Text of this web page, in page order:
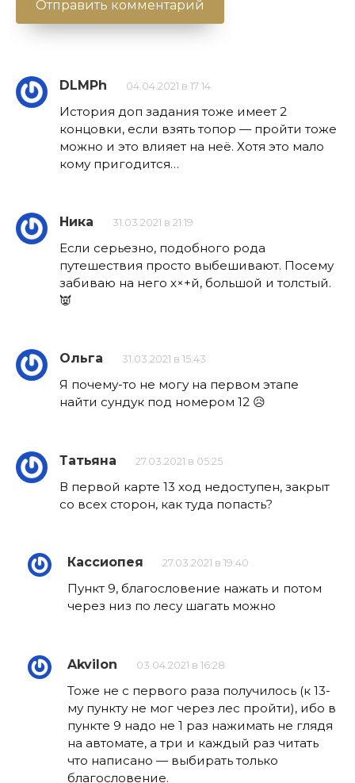
DLMPh 04.04.2021 в 17:14
История доп задания тоже имеет 2
концовки, если взять топор — пройти тоже
можно и это влияет на неё. Хотя это мало
кому пригодится…
Ника 31.03.2021 в 21:19
Если серьезно, подобного рода
путешествия просто выбешивают. Посему
забиваю на него х×+й, большой и толстый.
👿
Ольга 31.03.2021 в 15:43
Я почему-то не могу на первом этапе
найти сундук под номером 12 😥
Татьяна 27.03.2021 в 05:25
В первой карте 13 ход недоступен, закрыт
со всех сторон, как туда попасть?
Кассиопея 27.03.2021 в 19:40
Пункт 9, благословение нажать и потом
через низ по лесу шагать можно
Akvilon 03.04.2021 в 16:28
Тоже не с первого раза получилось (к 13-
му пункту не мог через лес пройти), ибо в
пункте 9 надо не 1 раз нажимать не глядя
на автомате, а три и каждый раз читать
что написано — выбирать только
благословение.